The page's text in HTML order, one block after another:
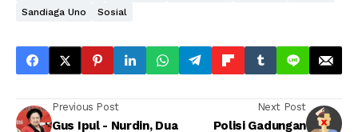
Sandiaga Uno
Sosial
Previous Post
Gus Ipul - Nurdin, Dua
Next Post
Polisi Gadungan